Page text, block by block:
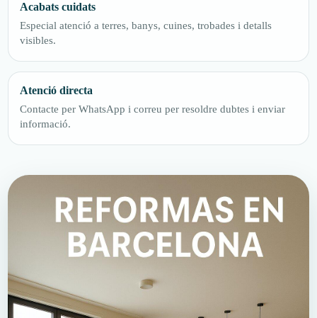
Acabats cuidats
Especial atenció a terres, banys, cuines, trobades i detalls
visibles.
Atenció directa
Contacte per WhatsApp i correu per resoldre dubtes i enviar
informació.